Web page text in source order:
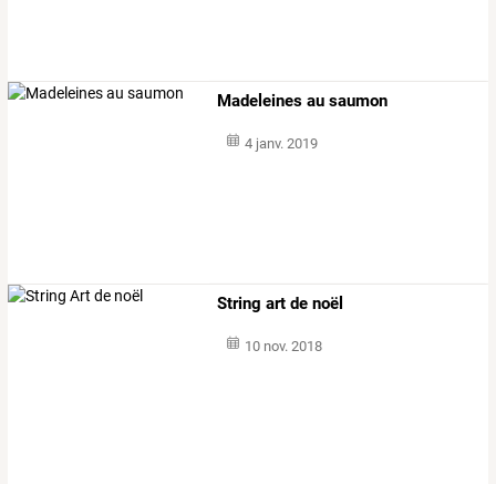
Madeleines au saumon
4 janv. 2019
String art de noël
10 nov. 2018